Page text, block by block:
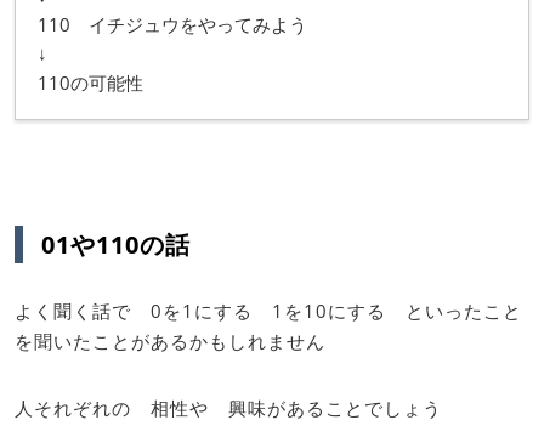
110 イチジュウをやってみよう
↓
110の可能性
01や110の話
よく聞く話で 0を1にする 1を10にする といったこと
を聞いたことがあるかもしれません
人それぞれの 相性や 興味があることでしょう